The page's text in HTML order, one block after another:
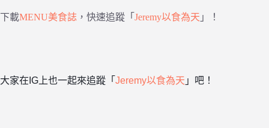
下載MENU美食誌 ，快速追蹤「 Jeremy以食為天 」！
大家在IG上也一起來追蹤「 Jeremy以食為天 」吧！